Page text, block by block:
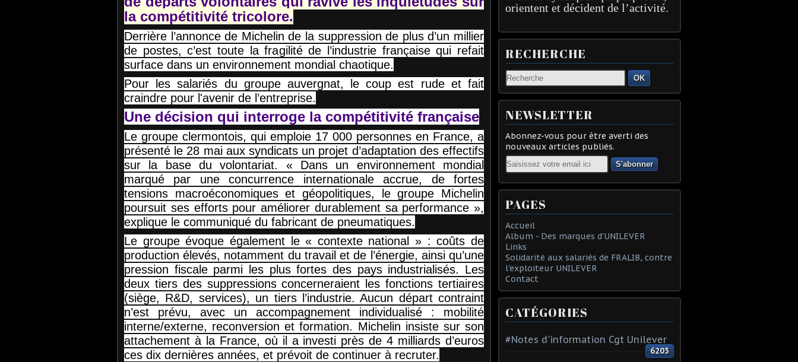
la compétitivité tricolore.
Derrière l’annonce de Michelin de la suppression de plus d’un millier
de postes, c’est toute la fragilité de l’industrie française qui refait
surface dans un environnement mondial chaotique.
Pour les salariés du groupe auvergnat, le coup est rude et fait
craindre pour l'avenir de l’entreprise.
Une décision qui interroge la compétitivité française
Le groupe clermontois, qui emploie 17 000 personnes en France, a
présenté le 28 mai aux syndicats un projet d’adaptation des effectifs
sur la base du volontariat. « Dans un environnement mondial
marqué par une concurrence internationale accrue, de fortes
tensions macroéconomiques et géopolitiques, le groupe Michelin
poursuit ses efforts pour améliorer durablement sa performance »,
explique le communiqué du fabricant de pneumatiques.
Le groupe évoque également le « contexte national » : coûts de
production élevés, notamment du travail et de l’énergie, ainsi qu’une
pression fiscale parmi les plus fortes des pays industrialisés. Les
deux tiers des suppressions concerneraient les fonctions tertiaires
(siège, R&D, services), un tiers l’industrie. Aucun départ contraint
n’est prévu, avec un accompagnement individualisé : mobilité
interne/externe, reconversion et formation. Michelin insiste sur son
attachement à la France, où il a investi près de 4 milliards d’euros
ces dix dernières années, et prévoit de continuer à recruter.
orientent et décident de l’activité.
RECHERCHE
OK
NEWSLETTER
Abonnez-vous pour être averti des
nouveaux articles publiés.
Email
PAGES
Accueil
Album - Des marques d'UNILEVER
Links
Solidarité aux salariés de FRALIB, contre
l'exploiteur UNILEVER
Contact
CATÉGORIES
#Notes d'information Cgt Unilever
6203